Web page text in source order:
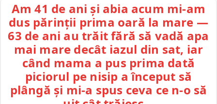
Am 41 de ani și abia acum mi-am
dus părinții prima oară la mare —
63 de ani au trăit fără să vadă apa
mai mare decât iazul din sat, iar
când mama a pus prima dată
piciorul pe nisip a început să
plângă și mi-a spus ceva ce n-o să